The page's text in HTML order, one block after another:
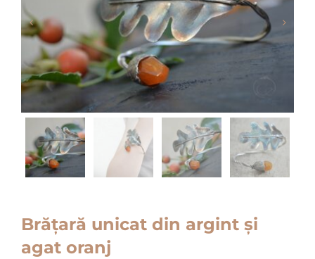
 
Brățară unicat din argint și
agat oranj